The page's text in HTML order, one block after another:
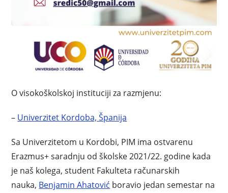
O visokoškolskoj instituciji za razmjenu:
– Univerzitet Kordoba, Španija
Sa Univerzitetom u Kordobi, PIM ima ostvarenu
Erazmus+ saradnju od školske 2021/22. godine kada
je naš kolega, student Fakulteta računarskih
nauka, Benjamin Ahatović boravio jedan semestar na